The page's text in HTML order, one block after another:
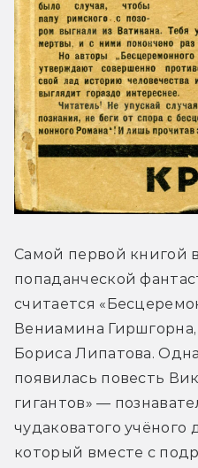
Самой первой книгой
попаданческой
считается
Вениамина
Бориса Липатова.
появилась повесть
гигантов» —
чудаковатого учёного
который вместе с